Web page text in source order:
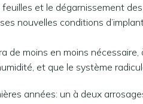
et le dégarnissement
nouvelles conditions
de moins en moins
et que le système
années: un à deux